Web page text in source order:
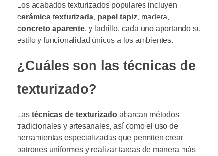
Los acabados texturizados populares incluyen
cerámica texturizada, papel tapiz, madera,
concreto aparente, y ladrillo, cada uno aportando su
estilo y funcionalidad únicos a los ambientes.
¿Cuáles son las técnicas de
texturizado?
Las técnicas de texturizado abarcan métodos
tradicionales y artesanales, así como el uso de
herramientas especializadas que permiten crear
patrones uniformes y realizar tareas de manera más